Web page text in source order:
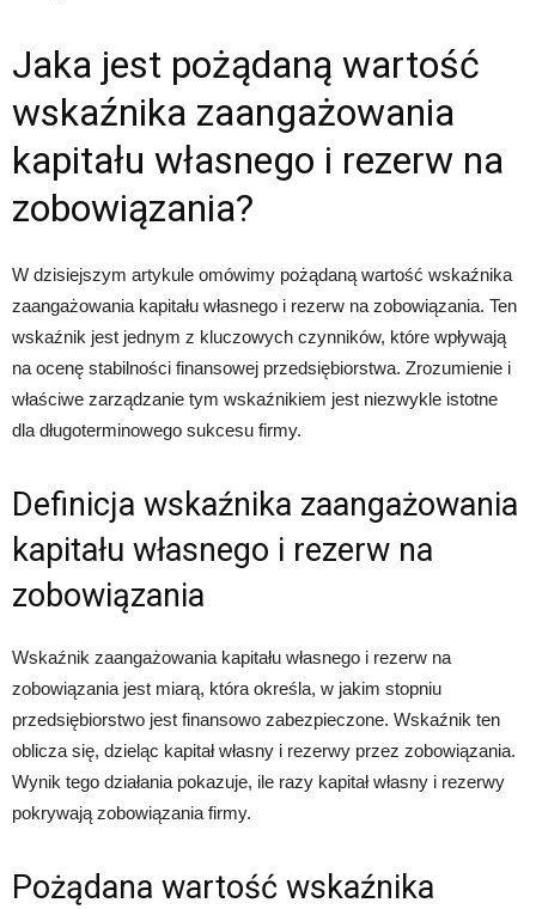
Jaka jest pożądaną wartość
wskaźnika zaangażowania
kapitału własnego i rezerw na
zobowiązania?
W dzisiejszym artykule omówimy pożądaną wartość wskaźnika
zaangażowania kapitału własnego i rezerw na zobowiązania. Ten
wskaźnik jest jednym z kluczowych czynników, które wpływają
na ocenę stabilności finansowej przedsiębiorstwa. Zrozumienie i
właściwe zarządzanie tym wskaźnikiem jest niezwykle istotne
dla długoterminowego sukcesu firmy.
Definicja wskaźnika zaangażowania
kapitału własnego i rezerw na
zobowiązania
Wskaźnik zaangażowania kapitału własnego i rezerw na
zobowiązania jest miarą, która określa, w jakim stopniu
przedsiębiorstwo jest finansowo zabezpieczone. Wskaźnik ten
oblicza się, dzieląc kapitał własny i rezerwy przez zobowiązania.
Wynik tego działania pokazuje, ile razy kapitał własny i rezerwy
pokrywają zobowiązania firmy.
Pożądana wartość wskaźnika